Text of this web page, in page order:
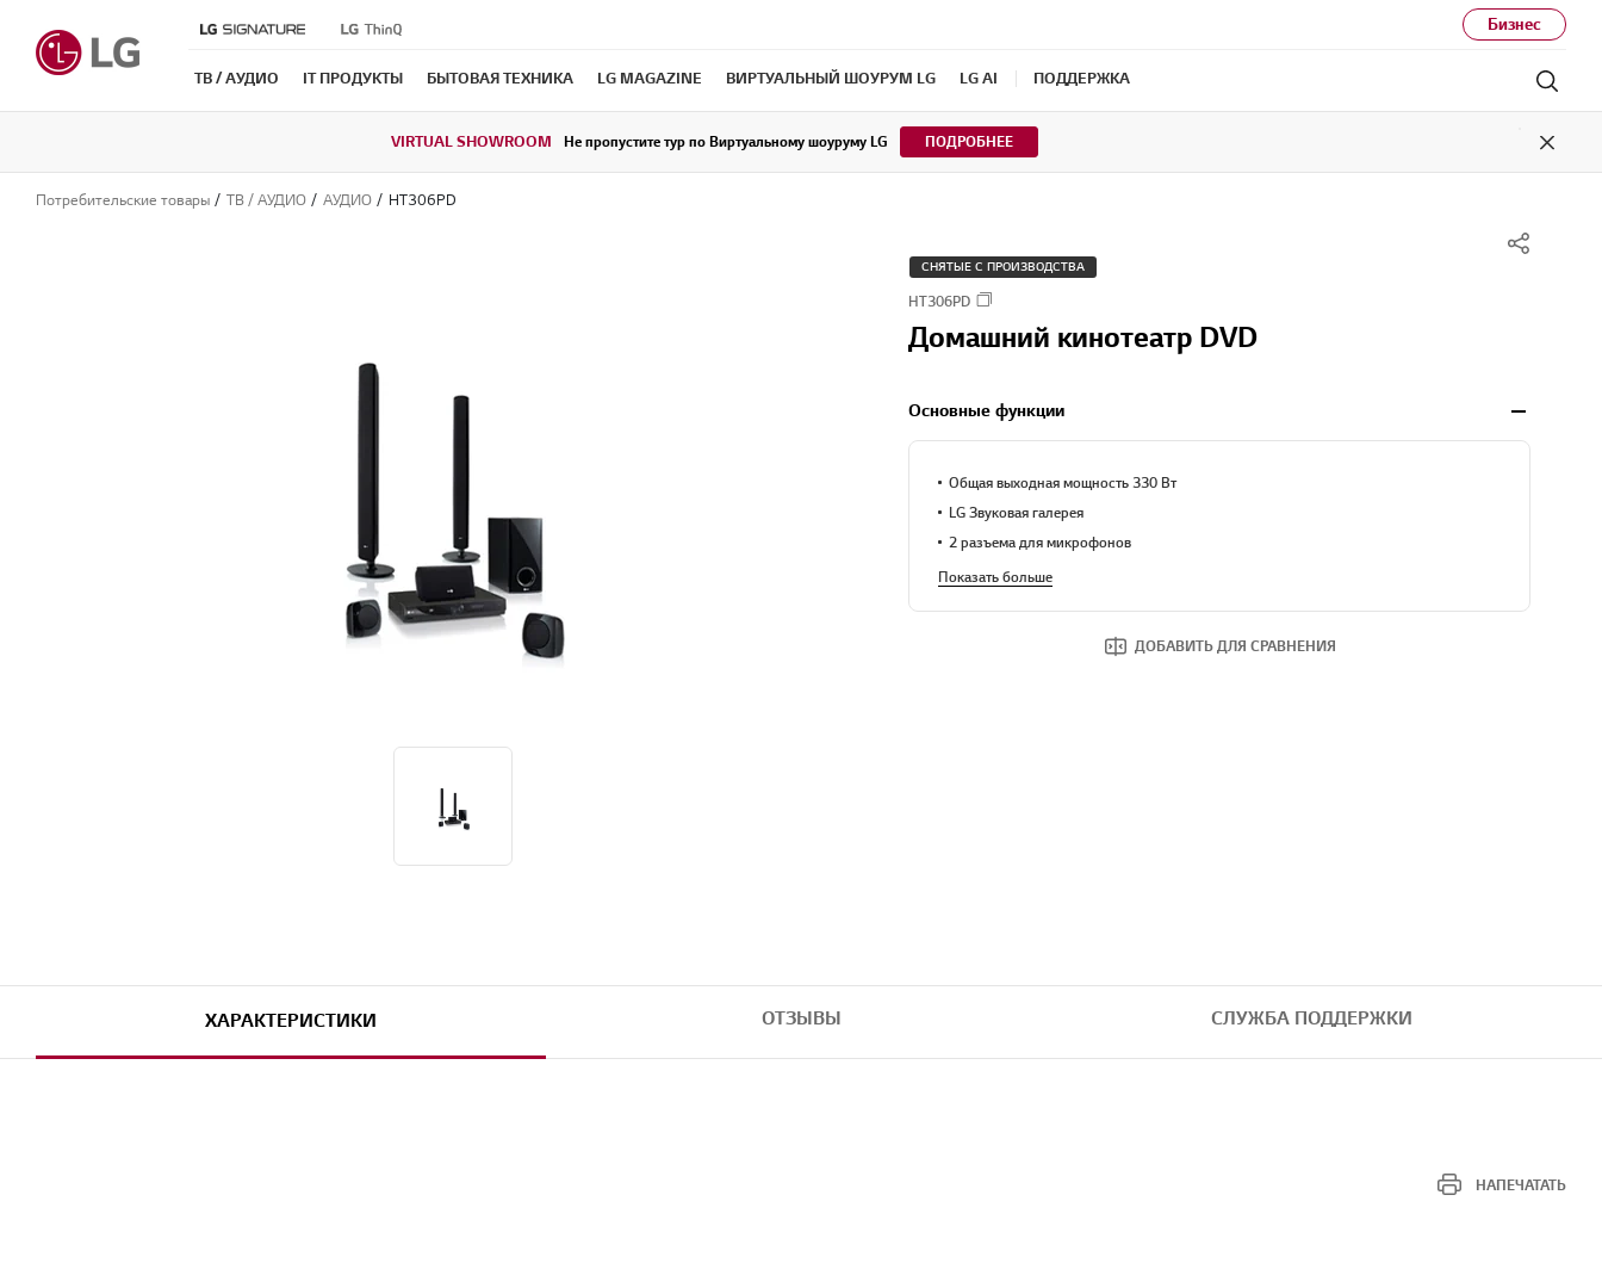
Бизнес
ТВ / АУДИО IT ПРОДУКТЫ БЫТОВАЯ ТЕХНИКА LG MAGAZINE ВИРТУАЛЬНЫЙ ШОУРУМ LG LG AI ПОДДЕРЖКА
VIRTUAL SHOWROOM Не пропустите тур по Виртуальному шоуруму LG ПОДРОБНЕЕ
Close
Потребительские товары ТВ / АУДИО АУДИО HT306PD
СНЯТЫЕ С ПРОИЗВОДСТВА
HT306PD
Домашний кинотеатр DVD
Основные функции
Общая выходная мощность 330 Вт
LG Звуковая галерея
2 разъема для микрофонов
Показать больше
ДОБАВИТЬ ДЛЯ СРАВНЕНИЯ
ХАРАКТЕРИСТИКИ ОТЗЫВЫ СЛУЖБА ПОДДЕРЖКИ
НАПЕЧАТАТЬ